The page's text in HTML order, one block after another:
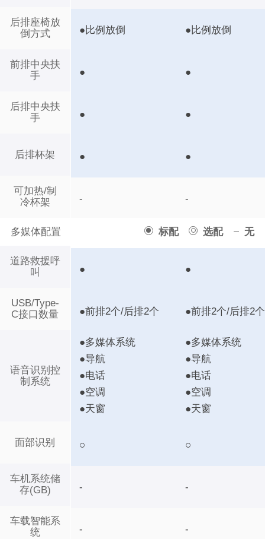
后排座椅放
倒方式
前排中央扶
手
后排中央扶
手
后排杯架
可加热/制
冷杯架
多媒体配置 标配 选配 无
道路救援呼
叫
USB/Type-
C接口数量
语音识别控
制系统
面部识别
车机系统储
存(GB)
车载智能系
统
●比例放倒 ●比例放倒
● ●
● ●
● ●
- -
● ●
●前排2个/后排2个 ●前排2个/后排2个
●多媒体系统
●导航
●电话
●空调
●天窗
●多媒体系统
●导航
●电话
●空调
●天窗
○ ○
- -
- -